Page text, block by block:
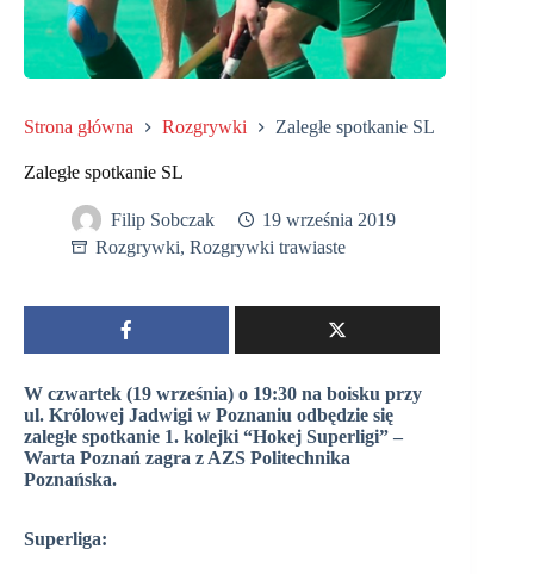
Strona główna Rozgrywki Zaległe spotkanie SL
Zaległe spotkanie SL
Filip Sobczak
19 września 2019
Rozgrywki, Rozgrywki trawiaste
W czwartek (19 września) o 19:30 na boisku przy
ul. Królowej Jadwigi w Poznaniu odbędzie się
zaległe spotkanie 1. kolejki “Hokej Superligi” –
Warta Poznań zagra z AZS Politechnika
Poznańska.
Superliga: